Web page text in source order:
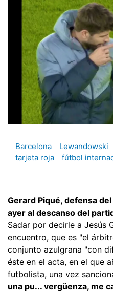
Barcelona Lewandowski
tarjeta roja
fútbol
Gerard Piqué, defensa
ayer al descanso del
Sadar por decirle a Jesús
encuentro, que es "el
conjunto azulgrana "con
éste en el acta, en el que
futbolista, una vez
una pu... vergüenza, me